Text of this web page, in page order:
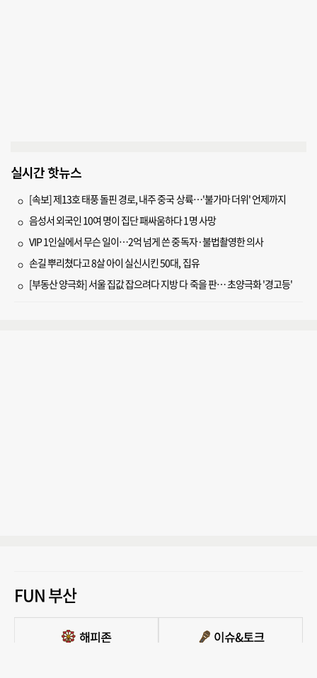
실시간 핫뉴스
[속보] 제13호 태풍 돌핀 경로, 내주 중국 상륙…'불가마 더위' 언제까지
음성서 외국인 10여 명이 집단 패싸움하다 1명 사망
VIP 1인실에서 무슨 일이…2억 넘게 쓴 중독자·불법촬영한 의사
손길 뿌리쳤다고 8살 아이 실신시킨 50대, 집유
[부동산 양극화] 서울 집값 잡으려다 지방 다 죽을 판… 초양극화 '경고등'
FUN 부산